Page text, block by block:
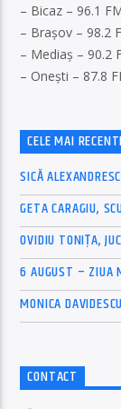
– Bicaz – 96.1
– Brașov – 98.2
– Mediaș – 90.2
– Onești – 87.8
CELE MAI
SICĂ
GETA CARAGIU,
OVIDIU TONIȚA,
6 AUGUST – ZIUA
MONICA
CONTACT